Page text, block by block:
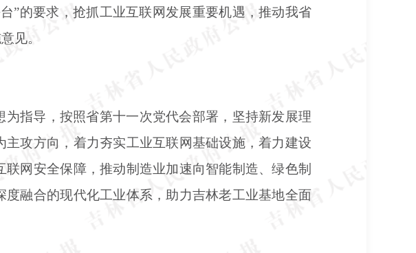
”的要求，抢抓工业互联网发展重要机遇，推动我省
见。
指导，按照省第十一次党代会部署，坚持新发展理
攻方向，着力夯实工业互联网基础设施，着力建设
网安全保障，推动制造业加速向智能制造、绿色制
融合的现代化工业体系，助力吉林老工业基地全面